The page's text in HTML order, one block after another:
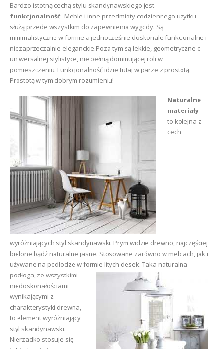
Bardzo istotną cechą stylu skandynawskiego jest
funkcjonalność. Meble i inne przedmioty codziennego użytku
służą przede wszystkim do zapewnienia wygody. Są
minimalistyczne w formie a jednocześnie doskonale funkcjonalne i
niezaprzeczalnie eleganckie.Poza tym są lekkie, geometryczne o
uniwersalnej stylistyce, nie pełnią dominującej roli w
pomieszczeniu. Funkcjonalność idzie tutaj w parze z prostotą.
Prostotą w tym dobrym rozumieniu!
Naturalne
materiały–
to kolejna z
cech
wyróżniających styl skandynawski. Prym widzie drewno, najczęściej
bielone bądź naturalne jasne. Stosowane zarówno w meblach, jak i
używane na podłodze w formie litych desek. Taka naturalna
podłoga, ze wszystkimi
niedoskonałościami
wynikającymi z
charakterystyki drewna,
to element wyróżniający
styl skandynawski.
Nierzadko stosuje się